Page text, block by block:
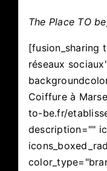
The Place TO
[fusion_sharing
réseaux
Coiffure à
to-be.fr/
description=""